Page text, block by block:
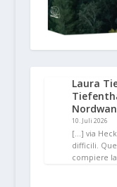
Laura
10. Juli 2026
[…] via
difficili.
compiere